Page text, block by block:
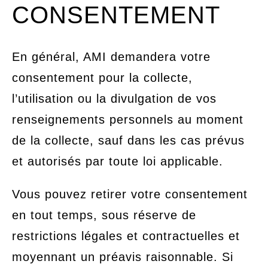
CONSENTEMENT
En général, AMI demandera votre
consentement pour la collecte,
l’utilisation ou la divulgation de vos
renseignements personnels au moment
de la collecte, sauf dans les cas prévus
et autorisés par toute loi applicable.
Vous pouvez retirer votre consentement
en tout temps, sous réserve de
restrictions légales et contractuelles et
moyennant un préavis raisonnable. Si